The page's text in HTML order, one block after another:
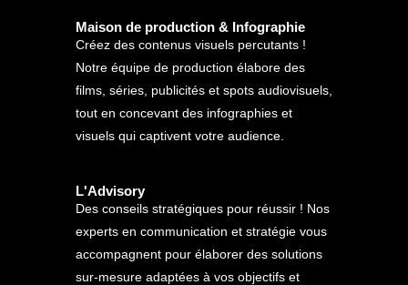
Maison de production & Infographie
Créez des contenus visuels percutants !
Notre équipe de production élabore des
films, séries, publicités et spots audiovisuels,
tout en concevant des infographies et
visuels qui captivent votre audience.
L'Advisory
Des conseils stratégiques pour réussir ! Nos
experts en communication et stratégie vous
accompagnent pour élaborer des solutions
sur-mesure adaptées à vos objectifs et